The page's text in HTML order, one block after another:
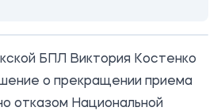
БПЛ Виктория Костенко
о прекращении приема
отказом Национальной